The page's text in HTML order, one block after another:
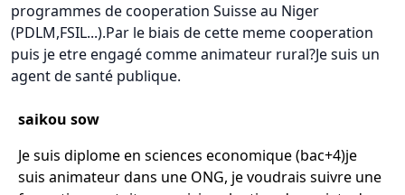
programmes de cooperation Suisse au Niger
(PDLM,FSIL...).Par le biais de cette meme cooperation
puis je etre engagé comme animateur rural?Je suis un
agent de santé publique.
saikou sow
Je suis diplome en sciences economique (bac+4)je
suis animateur dans une ONG, je voudrais suivre une